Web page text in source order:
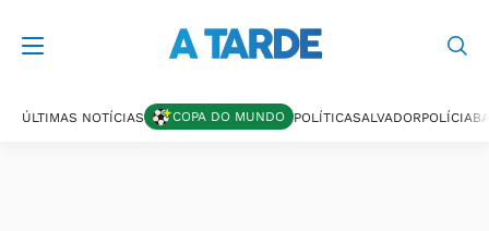
ÚLTIMAS NOTÍCIAS COPA DO MUNDO POLÍTICASALVADORPOLÍCIA